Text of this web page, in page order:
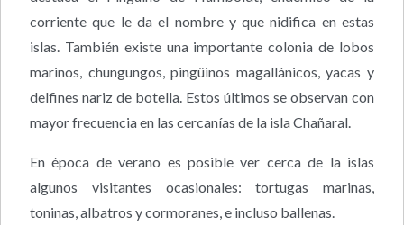
corriente que le da el nombre y que nidifica en estas
islas. También existe una importante colonia de lobos
marinos, chungungos, pingüinos magallánicos, yacas y
delfines nariz de botella. Estos últimos se observan con
mayor frecuencia en las cercanías de la isla Chañaral.
En época de verano es posible ver cerca de la islas
algunos visitantes ocasionales: tortugas marinas,
toninas, albatros y cormoranes, e incluso ballenas.